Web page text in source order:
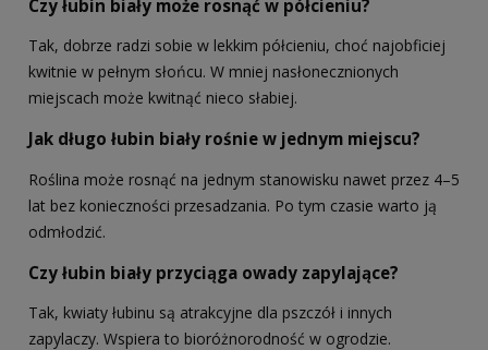
Czy łubin biały może rosnąć w półcieniu?
Tak, dobrze radzi sobie w lekkim półcieniu, choć najobficiej
kwitnie w pełnym słońcu. W mniej nasłonecznionych
miejscach może kwitnąć nieco słabiej.
Jak długo łubin biały rośnie w jednym miejscu?
Roślina może rosnąć na jednym stanowisku nawet przez 4–5
lat bez konieczności przesadzania. Po tym czasie warto ją
odmłodzić.
Czy łubin biały przyciąga owady zapylające?
Tak, kwiaty łubinu są atrakcyjne dla pszczół i innych
zapylaczy. Wspiera to bioróżnorodność w ogrodzie.